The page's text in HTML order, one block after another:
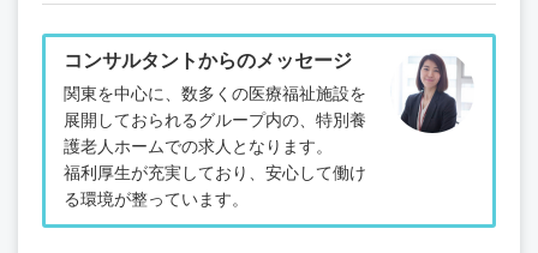
コンサルタントからのメッセージ
関東を中心に、数多くの医療福祉施設を
展開しておられるグループ内の、特別養
護老人ホームでの求人となります。
福利厚生が充実しており、安心して働け
る環境が整っています。